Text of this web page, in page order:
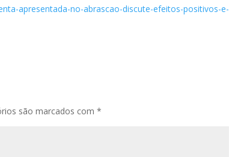
apresentada-no-abrascao-discute-efeitos-positivos-e-
são marcados com*